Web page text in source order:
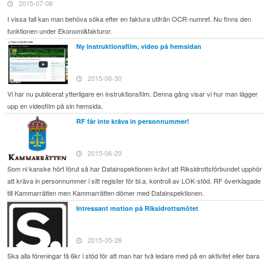
2015-07-08
I vissa fall kan man behöva söka efter en faktura utifrån OCR-numret. Nu finns den
funktionen under Ekonomi&fakturor.
Ny instruktionsfilm, video på hemsidan
2015-06-30
Vi har nu publicerat ytterligare en instruktionsfilm. Denna gång visar vi hur man lägger
upp en videofilm på sin hemsida.
RF får inte kräva in personnummer!
2015-06-29
Som ni kanske hört förut så har Datainspektionen krävt att Riksidrottsförbundet upphör
att kräva in personnummer i sitt register för bl.a. kontroll av LOK-stöd. RF överklagade
till Kammarrätten men Kammarrätten dömer med Datainspektionen.
Intressant motion på Riksidrottsmötet
2015-05-28
Ska alla föreningar få 6kr i stöd för att man har två ledare med på en aktivitet eller bara